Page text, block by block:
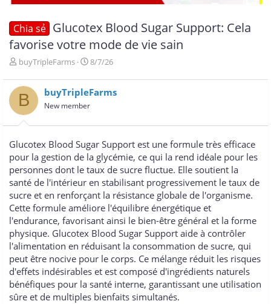
Chia sẻ Glucotex Blood Sugar Support: Cela
favorise votre mode de vie sain
T
r
e
a
d
s
a
r
t
e
r
buyTripleFarms
N
à
y
g
i
8/7/26
B buyTripleFarms
New member
Glucotex Blood Sugar Support est une formule très efficace
pour la gestion de la glycémie, ce qui la rend idéale pour les
personnes dont le taux de sucre fluctue. Elle soutient la
santé de l'intérieur en stabilisant progressivement le taux de
sucre et en renforçant la résistance globale de l'organisme.
Cette formule améliore l'équilibre énergétique et
l'endurance, favorisant ainsi le bien-être général et la forme
physique. Glucotex Blood Sugar Support aide à contrôler
l'alimentation en réduisant la consommation de sucre, qui
peut être nocive pour le corps. Ce mélange réduit les risques
d'effets indésirables et est composé d'ingrédients naturels
bénéfiques pour la santé interne, garantissant une utilisation
sûre et de multiples bienfaits simultanés.